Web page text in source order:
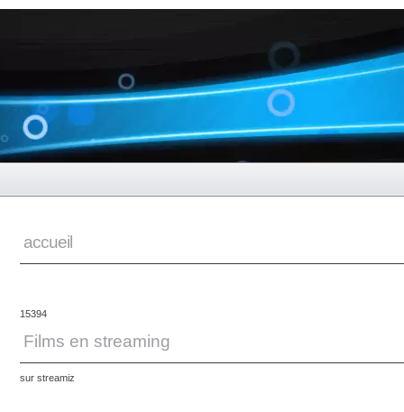
accueil
15394
Films en streaming
sur streamiz